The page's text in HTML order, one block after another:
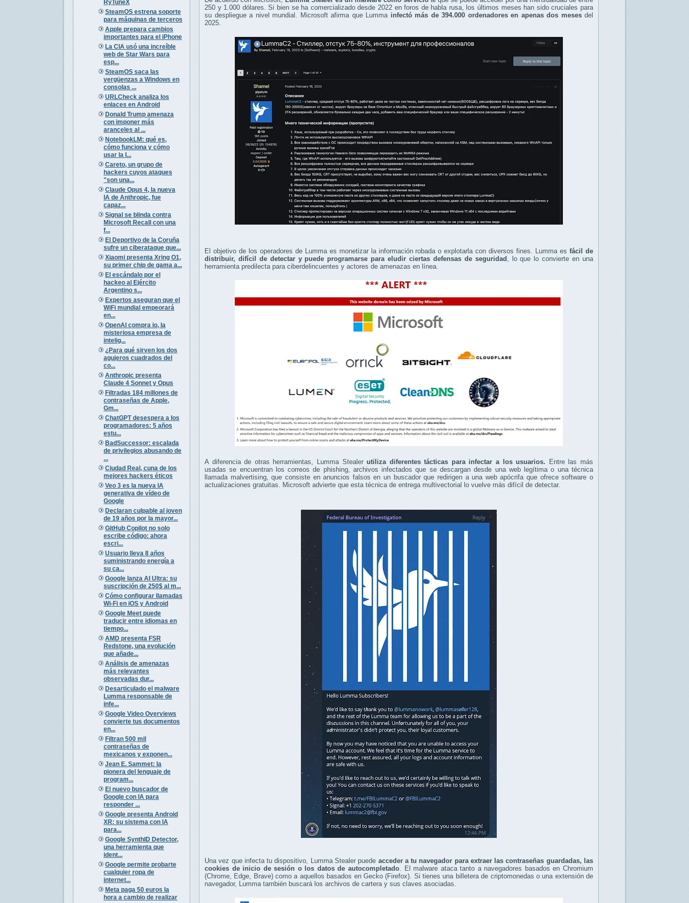
RyTuneX
SteamOS estrena soporte
para máquinas de terceros
Apple prepara cambios
importantes para el iPhone
La CIA usó una increíble
web de Star Wars para
esp...
SteamOS saca las
vergüenzas a Windows en
consolas ...
URLCheck analiza los
enlaces en Android
Donald Trump amenaza
con imponer más
aranceles al ...
NotebookLM: qué es,
cómo funciona y cómo
usar la I...
Careto, un grupo de
hackers cuyos ataques
"son una...
Claude Opus 4, la nueva
IA de Anthropic, fue
capaz...
Signal se blinda contra
Microsoft Recall con una
f...
El Deportivo de la Coruña
sufre un ciberataque que...
Xiaomi presenta Xring O1,
su primer chip de gama a...
El escándalo por el
hackeo al Ejército
Argentino s...
Expertos aseguran que el
WiFi mundial empeorará
en...
OpenAI compra io, la
misteriosa empresa de
intelig...
¿Para qué sirven los dos
agujeros cuadrados del
co...
Anthropic presenta
Claude 4 Sonnet y Opus
Filtradas 184 millones de
contraseñas de Apple,
Gm...
ChatGPT desespera a los
programadores: 5 años
estu...
BadSuccessor: escalada
de privilegios abusando de
...
Ciudad Real, cuna de los
mejores hackers éticos
Veo 3 es la nueva IA
generativa de vídeo de
Google
Declaran culpable al joven
de 19 años por la mayor...
GitHub Copilot no solo
escribe código: ahora
escri...
Usuario lleva 8 años
suministrando energía a
su ca...
Google lanza AI Ultra: su
suscripción de 250$ al m...
Cómo configurar llamadas
Wi-Fi en iOS y Android
Google Meet puede
traducir entre idiomas en
tiempo...
AMD presenta FSR
Redstone, una evolución
que añade...
Análisis de amenazas
más relevantes
observadas dur...
Desarticulado el malware
Lumma responsable de
infe...
Google Video Overviews
convierte tus documentos
en...
Filtran 500 mil
contraseñas de
mexicanos y exponen...
Jean E. Sammet: la
pionera del lenguaje de
program...
El nuevo buscador de
Google con IA para
responder ...
Google presenta Android
XR: su sistema con IA
para...
Google SynthID Detector,
una herramienta que
ident...
Google permite probarte
cualquier ropa de
internet...
Meta paga 50 euros la
hora a cambio de realizar
250 y 1.000 dólares. Si bien se ha comercializado desde 2022 en foros de habla rusa, los últimos meses han sido cruciales para
su despliegue a nivel mundial. Microsoft afirma que Lumma infectó más de 394.000 ordenadores en apenas dos mesesdel
2025.
El objetivo de los operadores de Lumma es monetizar la información robada o explotarla con diversos fines. Lumma esfácil de
distribuir, difícil de detectar y puede programarse para eludir ciertas defensas de seguridad , lo que lo convierte en una
herramienta predilecta para ciberdelincuentes y actores de amenazas en línea.
A diferencia de otras herramientas, Lumma Stealerutiliza diferentes tácticas para infectar a los usuarios. Entre las más
usadas se encuentran los correos de phishing, archivos infectados que se descargan desde una web legítima o una técnica
llamada malvertising, que consiste en anuncios falsos en un buscador que redirigen a una web apócrifa que ofrece software o
actualizaciones gratuitas. Microsoft advierte que esta técnica de entrega multivectorial lo vuelve más difícil de detectar.
Una vez que infecta tu dispositivo, Lumma Stealer puede acceder a tu navegador para extraer las contraseñas guardadas, las
cookies de inicio de sesión o los datos de autocompletado. El malware ataca tanto a navegadores basados en Chromium
(Chrome, Edge, Brave) como a aquellos basados en Gecko (Firefox). Si tienes una billetera de criptomonedas o una extensión de
navegador, Lumma también buscará los archivos de cartera y sus claves asociadas.